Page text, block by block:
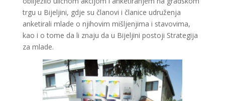
trgu u Bijeljini, gdje su članovi i članice udruženja
anketirali mlade o njihovim mišljenjima i stavovima,
kao i o tome da li znaju da u Bijeljini postoji Strategija
za mlade.